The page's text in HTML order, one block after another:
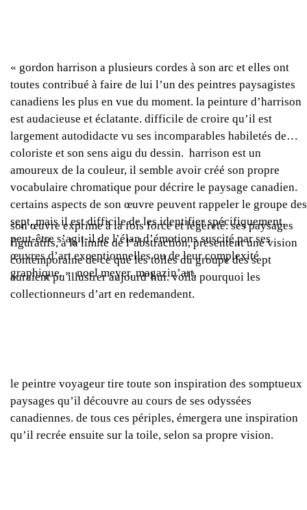
« gordon harrison a plusieurs cordes à son arc et elles ont
toutes contribué à faire de lui l’un des peintres paysagistes
canadiens les plus en vue du moment. la peinture d’harrison
est audacieuse et éclatante. difficile de croire qu’il est
largement autodidacte vu ses incomparables habiletés de
coloriste et son sens aigu du dessin. harrison est un
amoureux de la couleur, il semble avoir créé son propre
vocabulaire chromatique pour décrire le paysage canadien.
certains aspects de son œuvre peuvent rappeler le groupe des
sept, mais il est difficile de les identifier spécifiquement.
peut-être s’agit-il de l’élan d’émotions suscité par ses
œuvres d’art exceptionnelles ou de leur complexité
graphique. » noel meyer, magazin’art.
son œuvre exprime à la fois force et légèreté. ses paysages
figuratifs, à la limite de l’abstraction, présentent une vision
contemporaine de ce que les toiles du groupe des sept
auraient pu illustrer aujourd’hui. voilà pourquoi les
collectionneurs d’art en redemandent.
le peintre voyageur tire toute son inspiration des somptueux
paysages qu’il découvre au cours de ses odyssées
canadiennes. de tous ces périples, émergera une inspiration
qu’il recrée ensuite sur la toile, selon sa propre vision.